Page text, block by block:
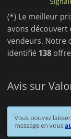
(*) Le meilleur
avons
vendeurs. Notre
identifié 138
Avis sur
Vous pouvez
message en vous